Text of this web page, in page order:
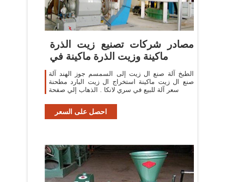
مصادر شركات تصنيع زيت الذرة
ماكينة وزيت الذرة ماكينة في
الطبخ آلة صنع ال زيت إلى السمسم جوز الهند آلة
صنع ال زيت ماكينة استخراج ال زيت البارد مطحنة
سعر آلة للبيع في سري لانكا . الذهاب إلي صفحة
احصل على السعر